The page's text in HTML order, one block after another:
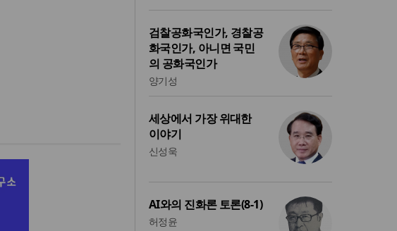
검찰공화국인가, 경찰공
화국인가, 아니면 국민
의 공화국인가
양기성
세상에서 가장 위대한
이야기
신성욱
AI와의 진화론 토론(8-1)
허정윤